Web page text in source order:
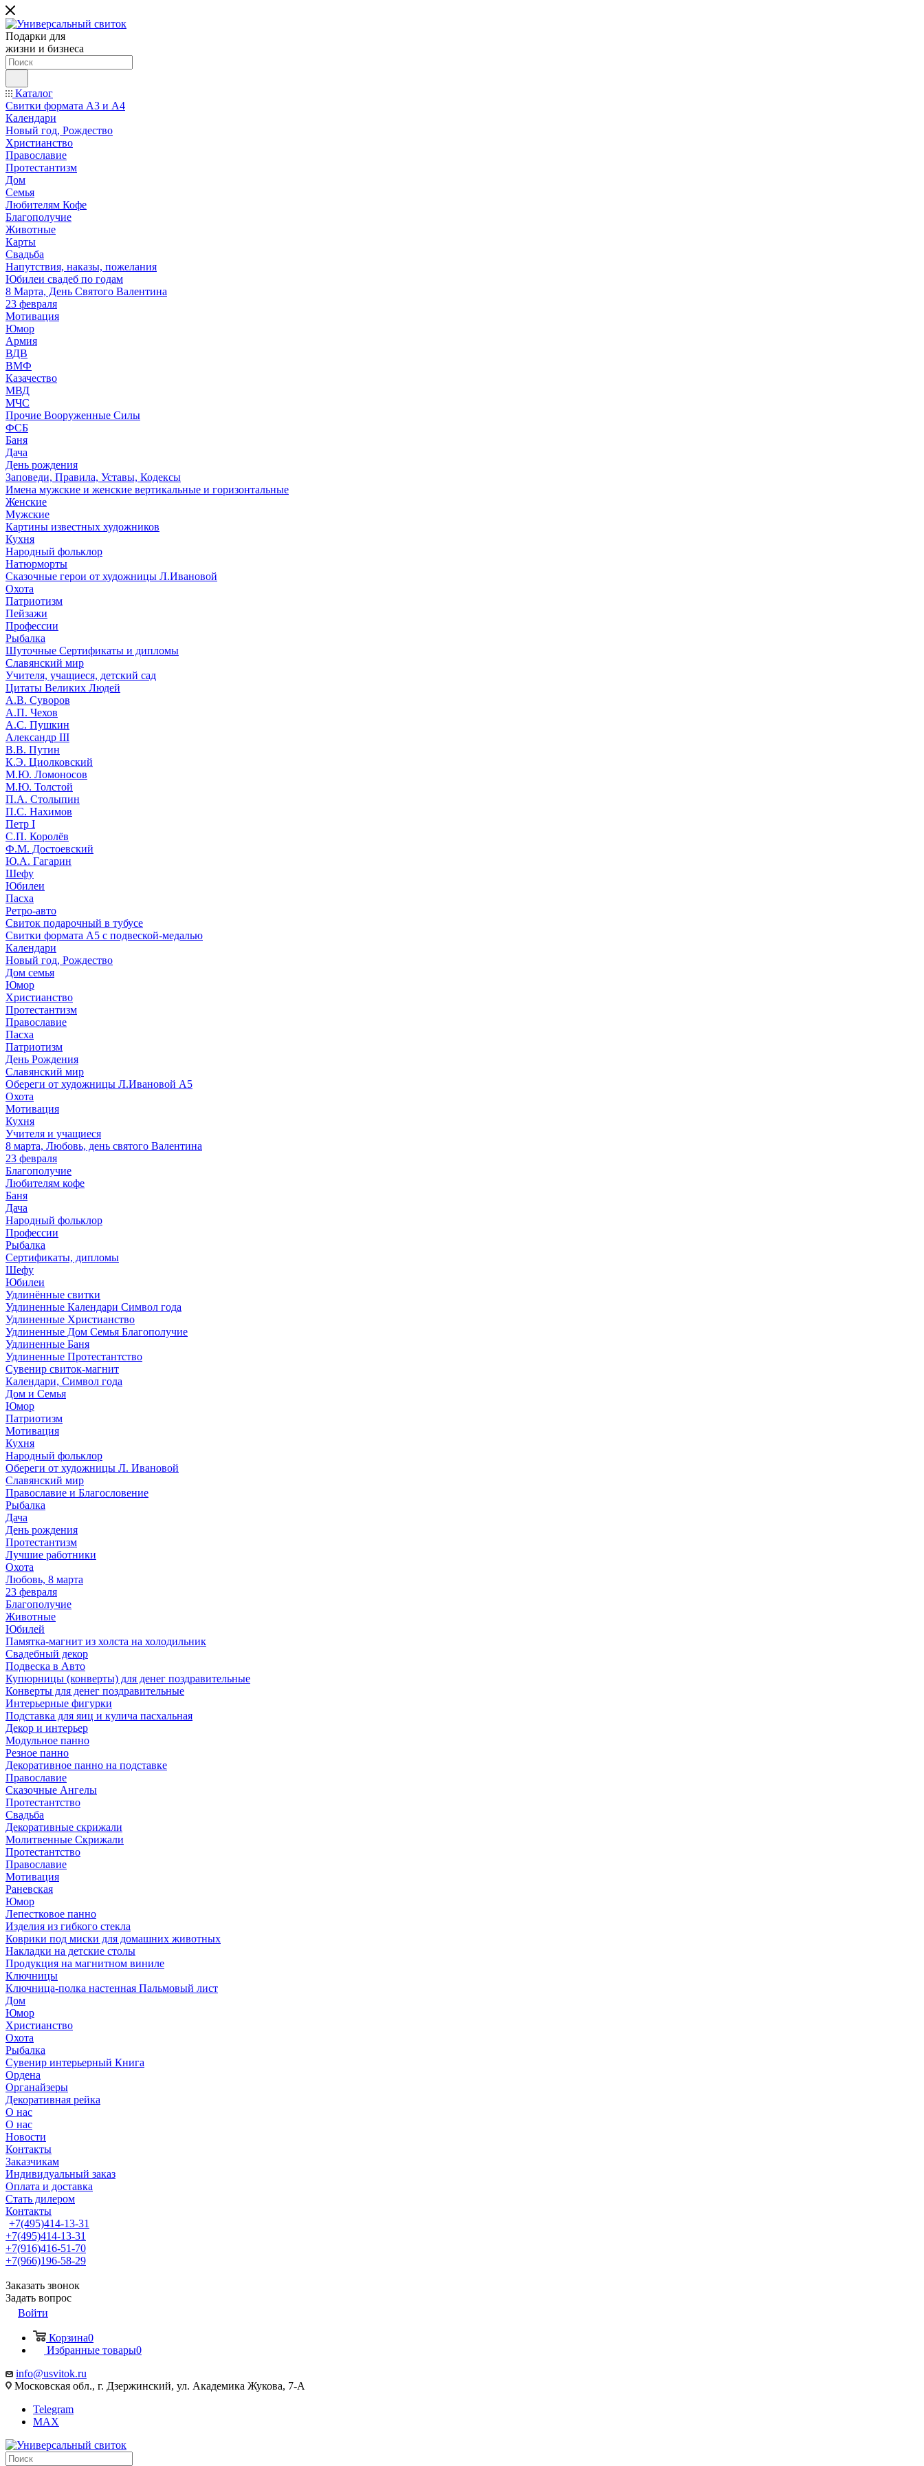
Подарки для
жизни и бизнеса
Каталог
Свитки формата А3 и А4
Календари
Новый год, Рождество
Христианство
Православие
Протестантизм
Дом
Семья
Любителям Кофе
Благополучие
Животные
Карты
Свадьба
Напутствия, наказы, пожелания
Юбилеи свадеб по годам
8 Марта, День Святого Валентина
23 февраля
Мотивация
Юмор
Армия
ВДВ
ВМФ
Казачество
МВД
МЧС
Прочие Вооруженные Силы
ФСБ
Баня
Дача
День рождения
Заповеди, Правила, Уставы, Кодексы
Имена мужские и женские вертикальные и горизонтальные
Женские
Мужские
Картины известных художников
Кухня
Народный фольклор
Натюрморты
Сказочные герои от художницы Л.Ивановой
Охота
Патриотизм
Пейзажи
Профессии
Рыбалка
Шуточные Сертификаты и дипломы
Славянский мир
Учителя, учащиеся, детский сад
Цитаты Великих Людей
А.В. Суворов
А.П. Чехов
А.С. Пушкин
Александр III
В.В. Путин
К.Э. Циолковский
М.Ю. Ломоносов
М.Ю. Толстой
П.А. Столыпин
П.С. Нахимов
Петр I
С.П. Королёв
Ф.М. Достоевский
Ю.А. Гагарин
Шефу
Юбилеи
Пасха
Ретро-авто
Свиток подарочный в тубусе
Свитки формата А5 с подвеской-медалью
Календари
Новый год, Рождество
Дом семья
Юмор
Христианство
Протестантизм
Православие
Пасха
Патриотизм
День Рождения
Славянский мир
Обереги от художницы Л.Ивановой А5
Охота
Мотивация
Кухня
Учителя и учащиеся
8 марта, Любовь, день святого Валентина
23 февраля
Благополучие
Любителям кофе
Баня
Дача
Народный фольклор
Профессии
Рыбалка
Сертификаты, дипломы
Шефу
Юбилеи
Удлинённые свитки
Удлиненные Календари Символ года
Удлиненные Христианство
Удлиненные Дом Семья Благополучие
Удлиненные Баня
Удлиненные Протестантство
Сувенир свиток-магнит
Календари, Символ года
Дом и Семья
Юмор
Патриотизм
Мотивация
Кухня
Народный фольклор
Обереги от художницы Л. Ивановой
Славянский мир
Православие и Благословение
Рыбалка
Дача
День рождения
Протестантизм
Лучшие работники
Охота
Любовь, 8 марта
23 февраля
Благополучие
Животные
Юбилей
Памятка-магнит из холста на холодильник
Свадебный декор
Подвеска в Авто
Купюрницы (конверты) для денег поздравительные
Конверты для денег поздравительные
Интерьерные фигурки
Подставка для яиц и кулича пасхальная
Декор и интерьер
Модульное панно
Резное панно
Декоративное панно на подставке
Православие
Сказочные Ангелы
Протестантство
Свадьба
Декоративные скрижали
Молитвенные Скрижали
Протестантство
Православие
Мотивация
Раневская
Юмор
Лепестковое панно
Изделия из гибкого стекла
Коврики под миски для домашних животных
Накладки на детские столы
Продукция на магнитном виниле
Ключницы
Ключница-полка настенная Пальмовый лист
Дом
Юмор
Христианство
Охота
Рыбалка
Сувенир интерьерный Книга
Ордена
Органайзеры
Декоративная рейка
О нас
О нас
Новости
Контакты
Заказчикам
Индивидуальный заказ
Оплата и доставка
Стать дилером
Контакты
+7(495)414-13-31
+7(495)414-13-31
+7(916)416-51-70
+7(966)196-58-29
Заказать звонок
Задать вопрос
Войти
Корзина0
Избранные товары0
info@usvitok.ru
Московская обл., г. Дзержинский, ул. Академика Жукова, 7-А
Telegram
MAX